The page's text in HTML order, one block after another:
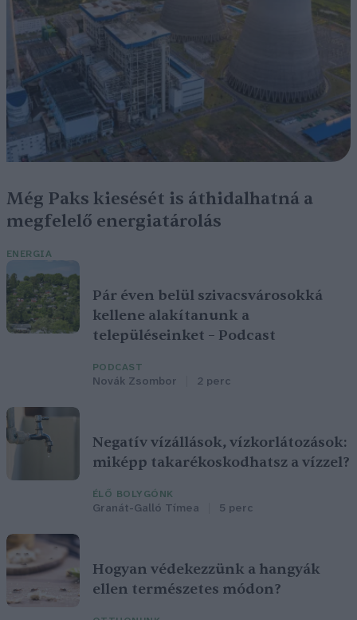
Még Paks kiesését is áthidalhatná a
megfelelő energiatárolás
ENERGIA
Pár éven belül szivacsvárosokká
kellene alakítanunk a
településeinket – Podcast
PODCAST
Novák Zsombor 2 perc
Negatív vízállások, vízkorlátozások:
miképp takarékoskodhatsz a vízzel?
ÉLŐ BOLYGÓNK
Granát-Galló Tímea 5 perc
Hogyan védekezzünk a hangyák
ellen természetes módon?